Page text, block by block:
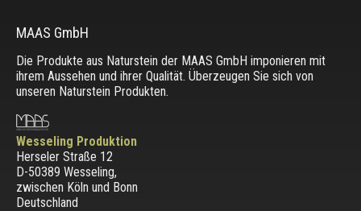
MAAS GmbH
Die Produkte aus Naturstein der MAAS GmbH imponieren mit
ihrem Aussehen und ihrer Qualität. Überzeugen Sie sich von
unseren Naturstein Produkten.
Wesseling Produktion
Herseler Straße 12
D-50389 Wesseling,
zwischen Köln und Bonn
Deutschland